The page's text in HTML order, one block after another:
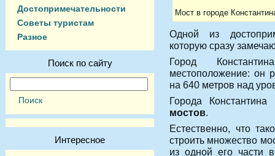
Достопримечательности
Советы туристам
Разное
Поиск по сайту
Интересное
Мост в городе
Одной из
которую сразу
Город
местоположение: он
на 640 метров над
Города
мостов.
Естественно, что
строить множество
из одной его части